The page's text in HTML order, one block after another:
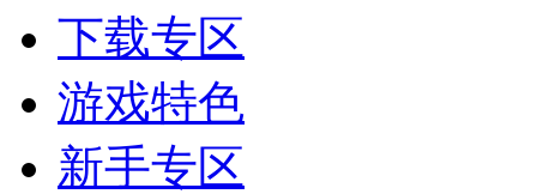
下载专区
游戏特色
新手专区